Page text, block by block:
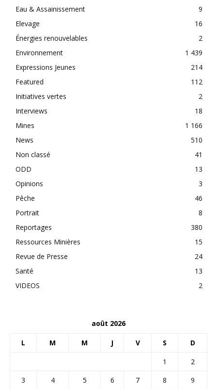
Eau & Assainissement
9
Elevage
16
Énergies renouvelables
2
Environnement
1 439
Expressions Jeunes
214
Featured
112
Initiatives vertes
2
Interviews
18
Mines
1 166
News
510
Non classé
41
ODD
13
Opinions
3
Pêche
46
Portrait
8
Reportages
380
Ressources Minières
15
Revue de Presse
24
Santé
13
VIDEOS
2
août 2026
L M M J V S D
1
2
3
4 5 6 7 8
9